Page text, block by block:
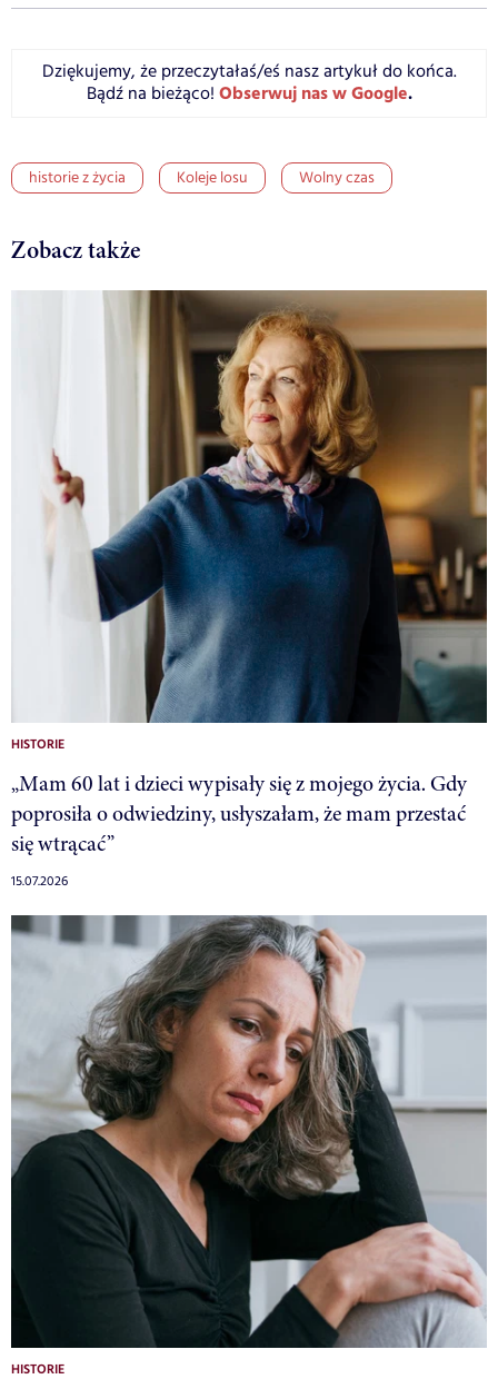
Dziękujemy, że przeczytałaś/eś nasz artykuł do końca.
Bądź na bieżąco! Obserwuj nas w Google.
historie z życia Koleje losu Wolny czas
Zobacz także
HISTORIE
„Mam 60 lat i dzieci wypisały się z mojego życia. Gdy
poprosiła o odwiedziny, usłyszałam, że mam przestać
się wtrącać”
15.07.2026
HISTORIE